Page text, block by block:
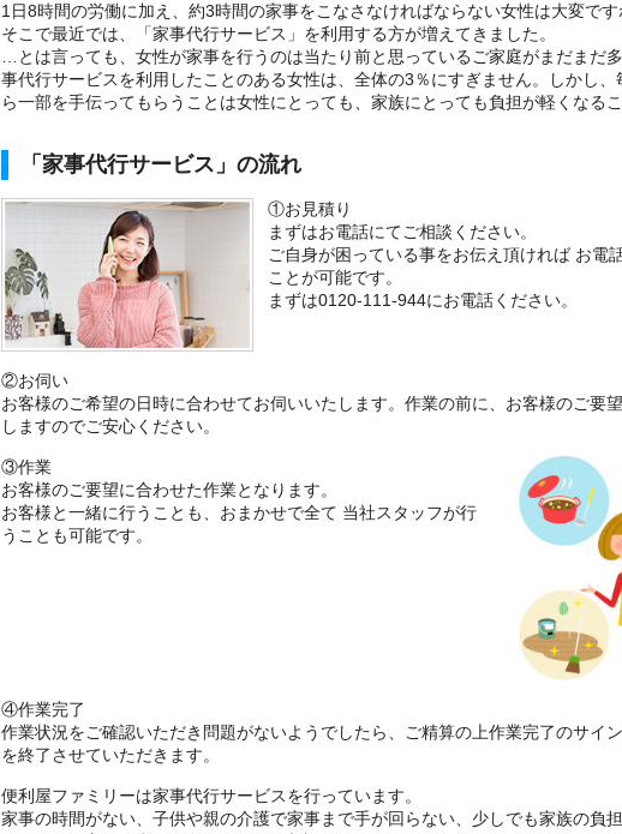
1日8時間の労働に加え、約3時間の家事をこなさなければならない女性は大変です
そこで最近では、「家事代行サービス」を利用する方が増えてきました。
…とは言っても、女性が家事を行うのは当たり前と思っているご家庭がまだまだ
事代行サービスを利用したことのある女性は、全体の3％にすぎません。しかし、
ら一部を手伝ってもらうことは女性にとっても、家族にとっても負担が軽くなるこ
「家事代行サービス」の流れ
①お見積り
まずはお電話にてご相談ください。
ご自身が困っている事をお伝え頂ければ お電
ことが可能です。
まずは0120-111-944にお電話ください。
②お伺い
お客様のご希望の日時に合わせてお伺いいたします。作業の前に、お客様のご要
しますのでご安心ください。
③作業
お客様のご要望に合わせた作業となります。
お客様と一緒に行うことも、おまかせで全て 当社スタッフが行
うことも可能です。
④作業完了
作業状況をご確認いただき問題がないようでしたら、ご精算の上作業完了のサイ
を終了させていただきます。
便利屋ファミリーは家事代行サービスを行っています。
家事の時間がない、子供や親の介護で家事まで手が回らない、少しでも家族の負